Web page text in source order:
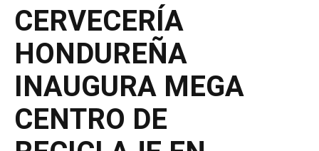
CERVECERÍA
HONDUREÑA
INAUGURA MEGA
CENTRO DE